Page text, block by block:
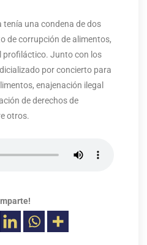
tenía una condena de dos
de corrupción de alimentos,
profiláctico. Junto con los
por concierto para
enajenación ilegal
de derechos de
otros.